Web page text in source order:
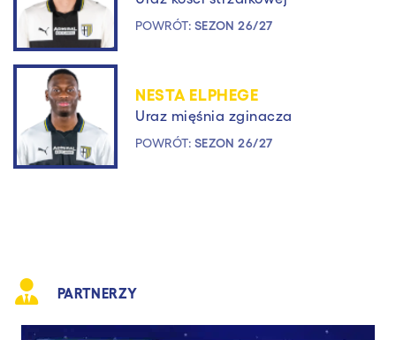
POWRÓT: SEZON 26/27
NESTA ELPHEGE
Uraz mięśnia zginacza
POWRÓT: SEZON 26/27
PARTNERZY